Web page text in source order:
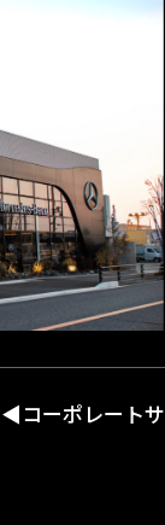
◀︎コーポレートサ